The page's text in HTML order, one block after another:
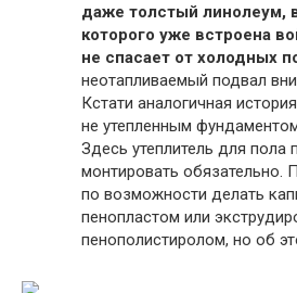
даже толстый линолеум,
которого уже встроена
не спасает от холодных
неотапливаемый подвал
Кстати аналогичная
не утепленным
Здесь утеплитель для пола
монтировать обязательно.
по возможности делать
пенопластом или
пенополистиролом, но об